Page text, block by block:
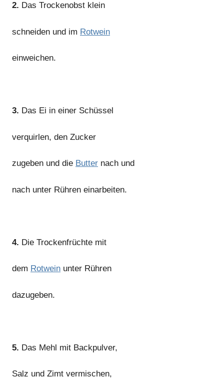
2. Das Trockenobst klein
schneiden und im Rotwein
einweichen.
3. Das Ei in einer Schüssel
verquirlen, den Zucker
zugeben und die Butter nach und
nach unter Rühren einarbeiten.
4. Die Trockenfrüchte mit
dem Rotwein unter Rühren
dazugeben.
5. Das Mehl mit Backpulver,
Salz und Zimt vermischen,